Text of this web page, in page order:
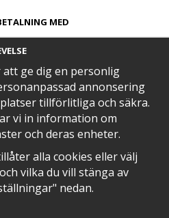
MED​
MED
EN DEL AV
ge dig en personlig
annonsering
tillförlitliga och säkra.
vi in information om
och deras enheter.
alla cookies eller välj
vilka du vill stänga av
nedan.